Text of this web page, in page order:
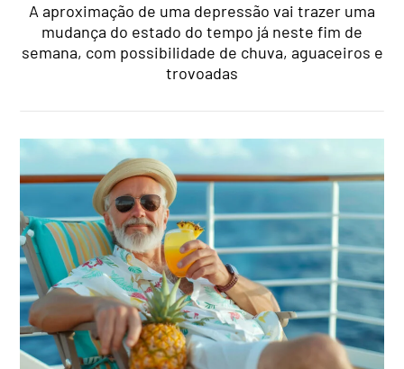
A aproximação de uma depressão vai trazer uma
mudança do estado do tempo já neste fim de
semana, com possibilidade de chuva, aguaceiros e
trovoadas